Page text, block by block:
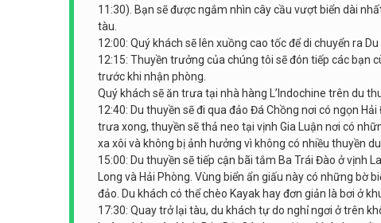
11:30). Bạn sẽ được ngắm nhìn cây cầu vượt biển dài
tàu.
12:00: Quý khách sẽ lên xuồng cao tốc để di chuyển ra
12:15: Thuyền trưởng của chúng tôi sẽ đón tiếp các
trước khi nhận phòng.
Quý khách sẽ ăn trưa tại nhà hàng L’Indochine trên du
12:40: Du thuyền sẽ đi qua đảo Đá Chồng nơi có ngọn
trưa xong, thuyền sẽ thả neo tại vịnh Gia Luận nơi có
xa xôi và không bị ảnh hưởng vì không có nhiều thuyền
15:00: Du thuyền sẽ tiếp cận bãi tắm Ba Trái Đào ở vịnh
Long và Hải Phòng. Vùng biển ẩn giấu này có những bờ
đảo. Du khách có thể chèo Kayak hay đơn giản là bơi ở
17:30: Quay trở lại tàu, du khách tự do nghỉ ngơi ở trên